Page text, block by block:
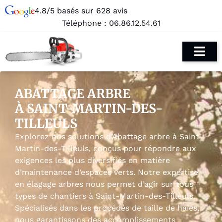
4.8/5 basés sur 628 avis
Téléphone : 06.86.12.54.61
ABATTAGE ARBRE
À SAINT-MARTIN-DES-
TILLEULS
Explorez nos solutions d’Abattage arbre à Saint-
Martin-des-Tilleuls, conçus pour répondre aux
exigences les plus diversifiés en matière
d’maintenance d’espaces verts. Notre expertise
en élagage arbres nous permet d’agir sur tous
types de chantiers à Saint-Martin-des-Tilleuls.
Spécialisés dans les procédés de taille de haies,
nous garantissons des accomplissements